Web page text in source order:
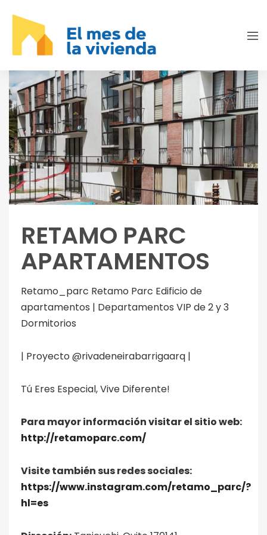
RETAMO PARC
APARTAMENTOS
Retamo_parc Retamo Parc Edificio de
apartamentos | Departamentos VIP de 2 y 3
Dormitorios
| Proyecto @rivadeneirabarrigaarq |
Tú Eres Especial, Vive Diferente!
Para mayor información visitar el sitio web:
http://retamoparc.com/
Visite también sus redes sociales:
https://www.instagram.com/retamo_parc/?
hl=es